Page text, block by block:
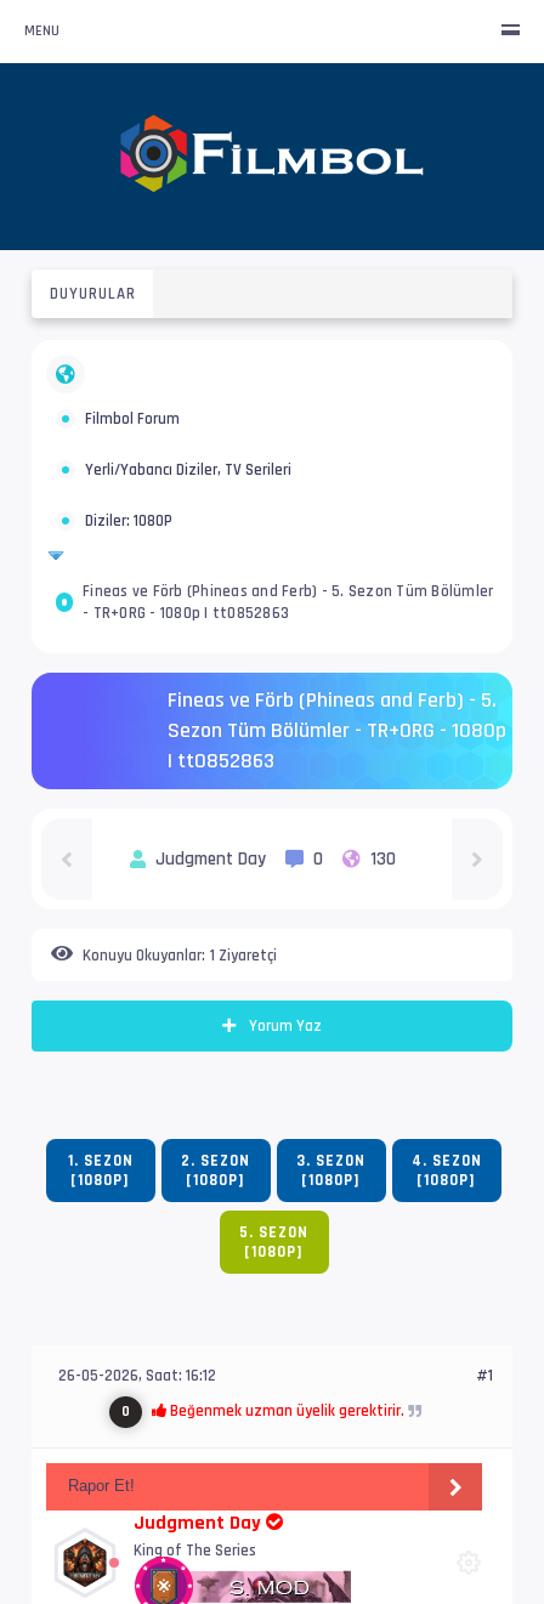
MENU
DUYURULAR
Filmbol Forum
Yerli/Yabancı Diziler, TV Serileri
Diziler: 1080P
Fineas ve Förb (Phineas and Ferb) - 5. Sezon Tüm Bölümler
- TR+ORG - 1080p | tt0852863
Fineas ve Förb (Phineas and Ferb) - 5.
Sezon Tüm Bölümler - TR+ORG - 1080p
| tt0852863
Judgment Day 0 130
Konuyu Okuyanlar: 1 Ziyaretçi
Yorum Yaz
1. SEZON
[1080P]
2. SEZON
[1080P]
3. SEZON
[1080P]
4. SEZON
[1080P]
5. SEZON
[1080P]
26-05-2026, Saat: 16:12
0 Beğenmek uzman üyelik gerektirir.
#1
Rapor Et!
Judgment Day
King of The Series